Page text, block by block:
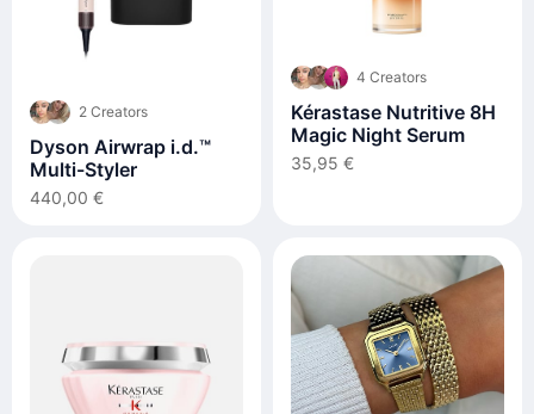
2 Creators
Dyson Airwrap i.d.™
Multi-Styler
440,00 €
4 Creators
Kérastase Nutritive 8H
Magic Night Serum
35,95 €